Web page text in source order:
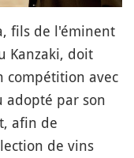
fils de l'éminent
Kanzaki, doit
compétition avec
adopté par son
afin de
de vins